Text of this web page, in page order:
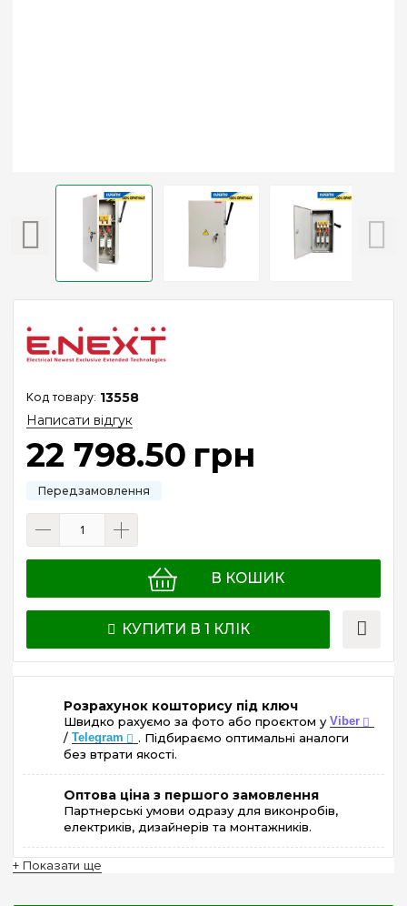
13558
Написати відгук
22 798.50 грн
В КОШИК
КУПИТИ В 1 КЛІК
Розрахунок кошторису під ключ
Швидко рахуємо за фото або проєктом у Viber
/ Telegram
. Підбираємо оптимальні аналоги
без втрати якості.
Оптова ціна з першого замовлення
Партнерські умови одразу для виконробів,
електриків, дизайнерів та монтажників.
+ Показати ще